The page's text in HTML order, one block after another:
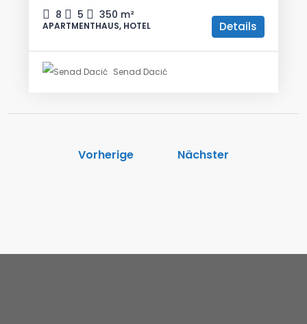
8 5 350 m²
APARTMENTHAUS, HOTEL Details
Senad Dacić
Vorherige Nächster